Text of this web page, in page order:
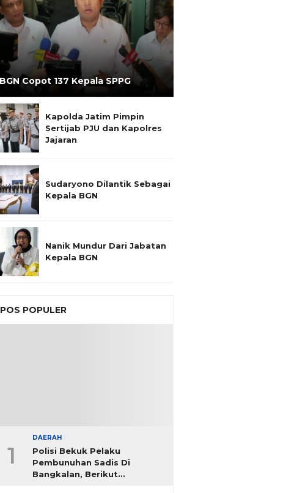
BGN Copot 137 Kepala SPPG
Kapolda Jatim Pimpin
Sertijab PJU dan Kapolres
Jajaran
Sudaryono Dilantik Sebagai
Kepala BGN
Nanik Mundur Dari Jabatan
Kepala BGN
POS POPULER
1
DAERAH
Polisi Bekuk Pelaku
Pembunuhan Sadis Di
Bangkalan, Berikut